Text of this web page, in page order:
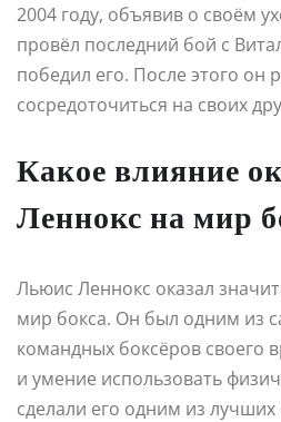
2004 году, объявив о своём
провёл последний бой с
победил его. После этого он
сосредоточиться на своих
Какое влияние
Леннокс на мир
Льюис Леннокс оказал
мир бокса. Он был одним из
командных боксёров своего
и умение использовать
сделали его одним из